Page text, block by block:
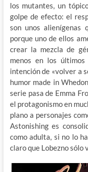
los mutantes, un
golpe de efecto: el
son unos alienígenas
porque uno de ellos
crear la mezcla de
menos en los últimos
intención de «volver a
humor made in
serie pasa de Emma
el protagonismo en
plano a personajes
Astonishing es
como adulta, si no lo
claro que Lobezno sólo